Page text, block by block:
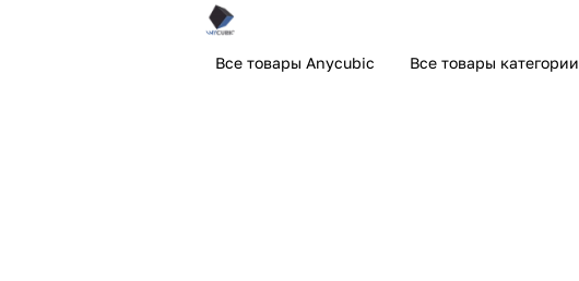
Все товары Anycubic Все товары категории